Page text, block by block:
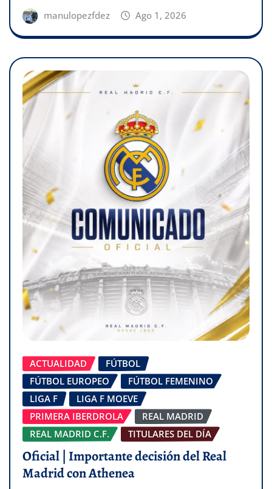
manulopezfdez Ago 1, 2026
ACTUALIDAD
FÚTBOL
FÚTBOL EUROPEO
FÚTBOL FEMENINO
LIGA F
LIGA F MOEVE
PRIMERA IBERDROLA
REAL MADRID
REAL MADRID C.F.
TITULARES DEL DÍA
Oficial | Importante decisión del Real
Madrid con Athenea